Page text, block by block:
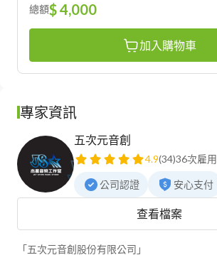
總額$ 4,000
加入購物車
專家資訊
五次元音創
4.9(34)36次雇用
公司認證 安心支付
查看檔案
「五次元音創股份有限公司」